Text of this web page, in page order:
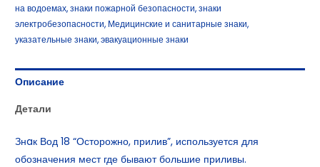
на водоемах,знаки пожарной безопасности,знаки
электробезопасности, Медицинские и санитарные знаки,
указательные знаки,эвакуационные знаки
Описание
Детали
Знaк Вод 18 “Осторожно, прилив”, используется для
обозначения мест где бывают большие приливы.